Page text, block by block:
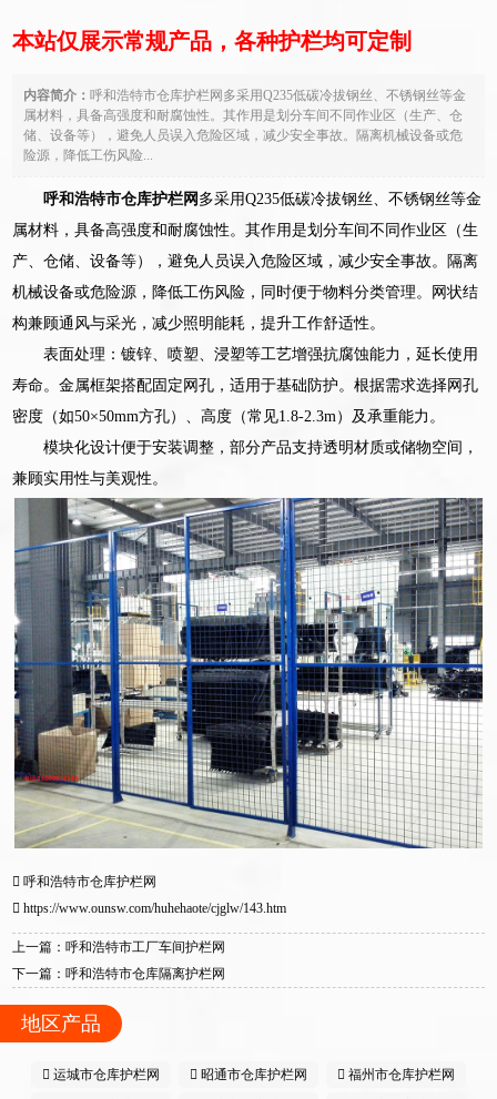
本站仅展示常规产品，各种护栏均可定制
内容简介：呼和浩特市仓库护栏网多采用Q235低碳冷拔钢丝、不锈钢丝等金
属材料，具备高强度和耐腐蚀性。其作用是划分车间不同作业区（生产、仓
储、设备等），避免人员误入危险区域，减少安全事故。隔离机械设备或危
险源，降低工伤风险...
呼和浩特市仓库护栏网 多采用Q235低碳冷拔钢丝、不锈钢丝等金
属材料，具备高强度和耐腐蚀性。其作用是划分车间不同作业区（生
产、仓储、设备等），避免人员误入危险区域，减少安全事故。隔离
机械设备或危险源，降低工伤风险，同时便于物料分类管理。网状结
构兼顾通风与采光，减少照明能耗，提升工作舒适性。
表面处理：镀锌、喷塑、浸塑等工艺增强抗腐蚀能力，延长使用
寿命。金属框架搭配固定网孔，适用于基础防护。根据需求选择网孔
密度（如50×50mm方孔）、高度（常见1.8-2.3m）及承重能力。
模块化设计便于安装调整，部分产品支持透明材质或储物空间，
兼顾实用性与美观性。
呼和浩特市仓库护栏网
https://www.ounsw.com/huhehaote/cjglw/143.htm
上一篇：呼和浩特市工厂车间护栏网
下一篇：呼和浩特市仓库隔离护栏网
地区产品
运城市仓库护栏网 昭通市仓库护栏网
福州市仓库护栏网